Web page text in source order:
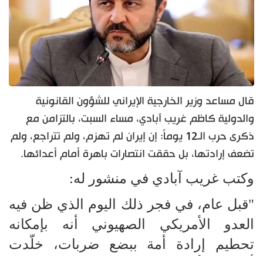
قال مساعد وزير الخارجية الإيراني للشؤون القانونية
والدولية كاظم غريب آبادي، مساء السبت، بالتزامن مع
ذكرى حرب الـ12 يوماً: إن إيران لم تهزم، ولم تتراجع، ولم
تضعف إرادتها، بل حققت انتصارات باهرة أمام أعدائها.
وكتب غريب آبادي في منشور له:
"قبل عام، في فجر ذلك اليوم الذي ظن فيه
العدو الأمريكي الصهيوني أنه بإمكانه
تحطيم إرادة أمة ببضع ضربات، خلّدت